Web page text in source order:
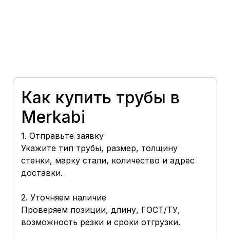
Как купить трубы в
Merkabi
1. Отправьте заявку
Укажите тип трубы, размер, толщину
стенки, марку стали, количество и адрес
доставки.
2. Уточняем наличие
Проверяем позиции, длину, ГОСТ/ТУ,
возможность резки и сроки отгрузки.